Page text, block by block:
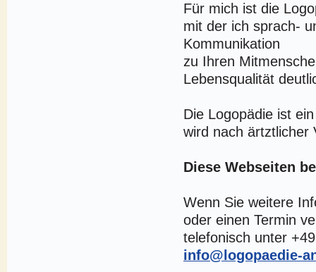
Für mich ist die
mit der ich sprach-
Kommunikation
zu Ihren
Lebensqualität
Die Logopädie ist
wird nach ärtztlicher
Diese Webseiten
Wenn Sie weitere
oder einen Termin
telefonisch unter
info@logopaedie-